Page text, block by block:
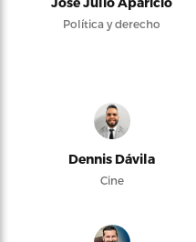
Política y derecho
Dennis Dávila
Cine